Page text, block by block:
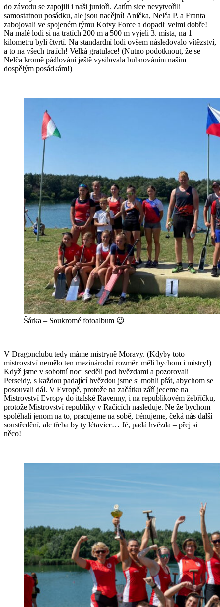
do závodu se zapojili i naši junioři. Zatím sice nevytvořili
samostatnou posádku, ale jsou nadějní! Anička, Nelča P. a Franta
zabojovali ve spojeném týmu Kotvy Force a dopadli velmi dobře!
Na malé lodi si na tratích 200 m a 500 m vyjeli 3. místa, na 1
kilometru byli čtvrtí. Na standardní lodi ovšem následovalo vítězství,
a to na všech tratích! Velká gratulace! (Nutno podotknout, že se
Nelča kromě pádlování ještě vysilovala bubnováním našim
dospělým posádkám!)
Šárka – Soukromé fotoalbum 😉
V Dragonclubu tedy máme mistryně Moravy. (Kdyby toto
mistrovství nemělo ten mezinárodní rozměr, měli bychom i mistry!)
Když jsme v sobotní noci seděli pod hvězdami a pozorovali
Perseidy, s každou padající hvězdou jsme si mohli přát, abychom se
posouvali dál. V Evropě, protože na začátku září jedeme na
Mistrovství Evropy do italské Ravenny, i na republikovém žebříčku,
protože Mistrovství republiky v Račicích následuje. Ne že bychom
spoléhali jenom na to, pracujeme na sobě, trénujeme, čeká nás další
soustředění, ale třeba by ty létavice… Jé, padá hvězda – přej si
něco!